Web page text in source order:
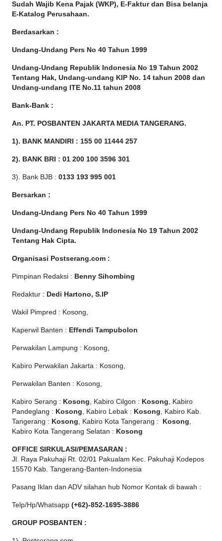
Sudah Wajib Kena Pajak (WKP), E-Faktur dan Bisa belanja
E-Katalog Perusahaan.
Berdasarkan :
Undang-Undang Pers No 40 Tahun 1999
Undang-Undang Republik Indonesia No 19 Tahun 2002
Tentang Hak, Undang-undang KIP No. 14 tahun 2008 dan
Undang-undang ITE No.11 tahun 2008
Bank-Bank :
An. PT. POSBANTEN JAKARTA MEDIA TANGERANG.
1). BANK MANDIRI : 155 00 11444 257
2). BANK BRI : 01 200 100 3596 301
3). Bank BJB : 0133 193 995 001
Bersarkan :
Undang-Undang Pers No 40 Tahun 1999
Undang-Undang Republik Indonesia No 19 Tahun 2002
Tentang Hak Cipta.
Organisasi Postserang.com :
Pimpinan Redaksi : Benny Sihombing
Redaktur : Dedi Hartono, S.IP
Wakil Pimpred : Kosong,
Kaperwil Banten : Effendi Tampubolon
Perwakilan Lampung : Kosong,
Kabiro Perwakilan Jakarta : Kosong,
Perwakilan Banten : Kosong,
Kabiro Serang : Kosong, Kabiro Cilgon : Kosong, Kabiro
Pandeglang : Kosong, Kabiro Lebak : Kosong, Kabiro Kab.
Tangerang : Kosong, Kabiro Kota Tangerang : Kosong,
Kabiro Kota Tangerang Selatan : Kosong
OFFICE SIRKULASI/PEMASARAN :
Jl. Raya Pakuhaji Rt. 02/01 Pakualam Kec. Pakuhaji Kodepos
15570 Kab. Tangerang-Banten-Indonesia
Pasang Iklan dan ADV silahan hub Nomor Kontak di bawah :
Telp/Hp/Whatsapp (+62)-852-1695-3886
GROUP POSBANTEN :